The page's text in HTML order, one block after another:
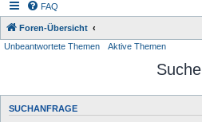
FAQ
Foren-Übersicht
Unbeantwortete Themen
Aktive Themen
Suche
SUCHANFRAGE